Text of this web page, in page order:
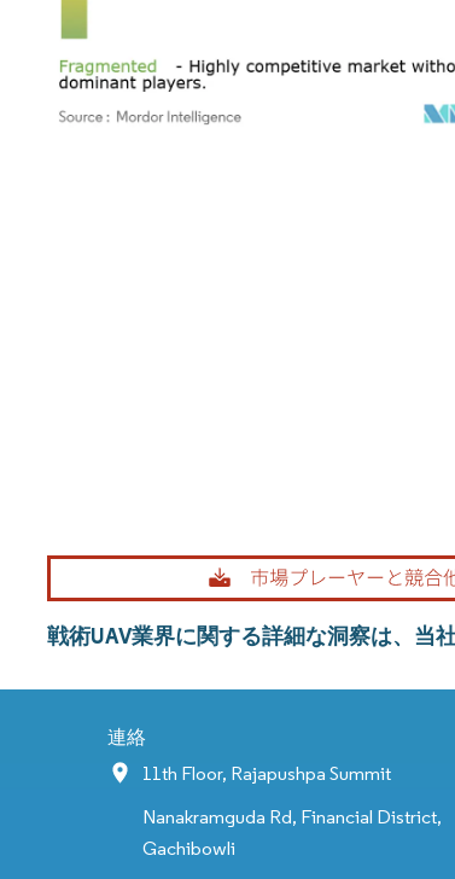
戦術UAV業界に関する詳細な洞察は、当
連絡
11th Floor, Rajapushpa Summit
Nanakramguda Rd, Financial District,
Gachibowli